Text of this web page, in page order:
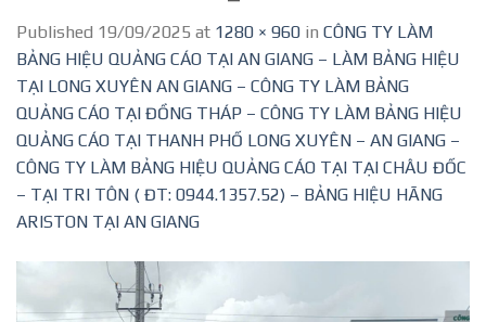
Published 19/09/2025 at 1280 × 960 in CÔNG TY LÀM
BẢNG HIỆU QUẢNG CÁO TẠI AN GIANG – LÀM BẢNG HIỆU
TẠI LONG XUYÊN AN GIANG – CÔNG TY LÀM BẢNG
QUẢNG CÁO TẠI ĐỒNG THÁP – CÔNG TY LÀM BẢNG HIỆU
QUẢNG CÁO TẠI THANH PHỐ LONG XUYÊN – AN GIANG –
CÔNG TY LÀM BẢNG HIỆU QUẢNG CÁO TẠI TẠI CHÂU ĐỐC
– TẠI TRI TÔN ( ĐT: 0944.1357.52) – BẢNG HIỆU HÃNG
ARISTON TẠI AN GIANG